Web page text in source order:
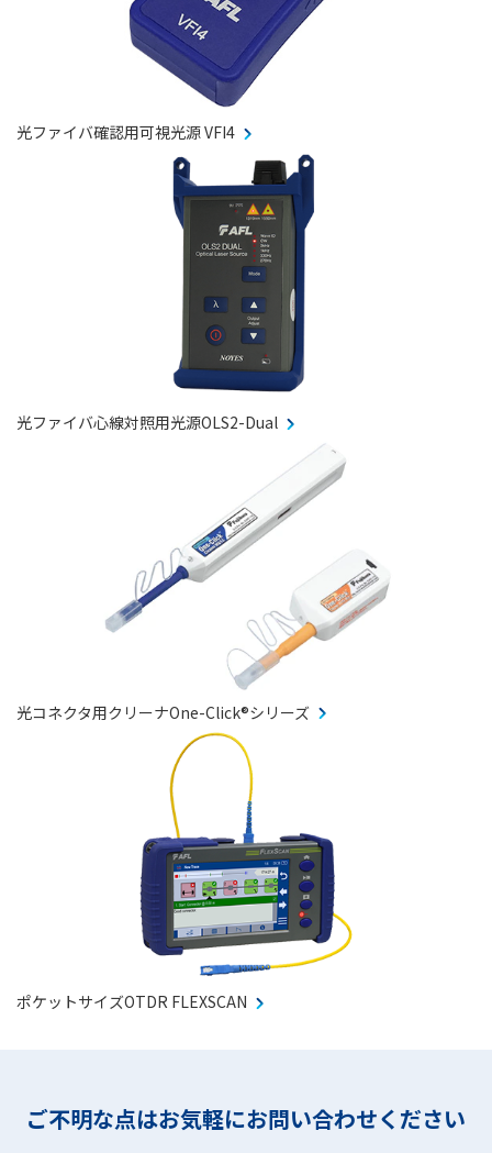
光ファイバ確認用可視光源 VFI4
光ファイバ心線対照用光源OLS2-Dual
光コネクタ用クリーナOne-Click®シリーズ
ポケットサイズOTDR FLEXSCAN
ご不明な点はお気軽にお問い合わせください